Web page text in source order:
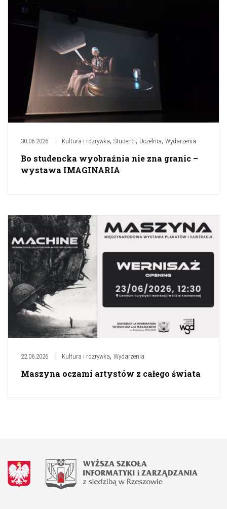
30.06.2026 Kultura i rozrywka, Studenci, Uczelnia, Wydarzenia
Bo studencka wyobraźnia nie zna granic –
wystawa IMAGINARIA
22.06.2026 Kultura i rozrywka, Wydarzenia
Maszyna oczami artystów z całego świata